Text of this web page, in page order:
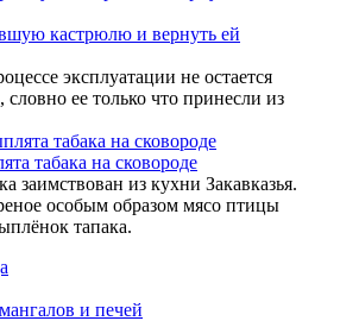
кастрюлю и вернуть ей
эксплуатации не остается
ее только что принесли из
табака на сковороде
заимствован из кухни Закавказья.
особым образом мясо птицы
тапака.
и печей